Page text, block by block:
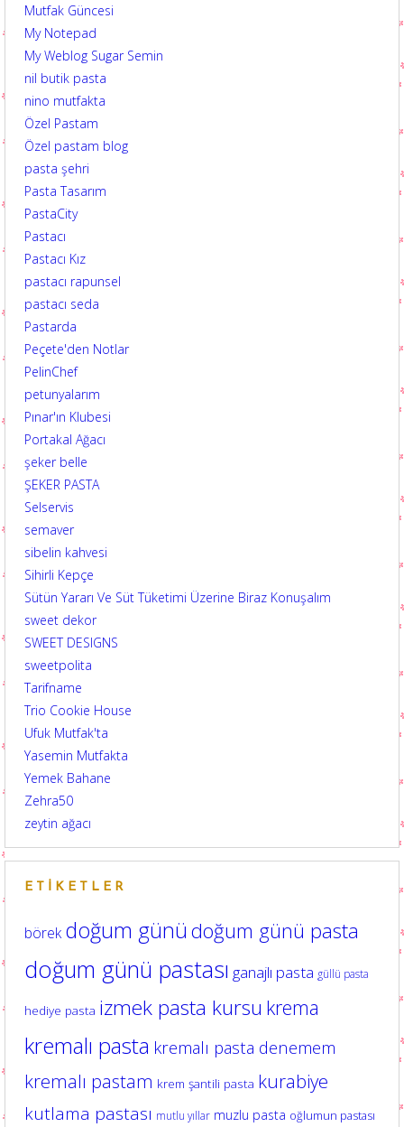
Mutfak Güncesi
My Notepad
My Weblog Sugar Semin
nil butik pasta
nino mutfakta
Özel Pastam
Özel pastam blog
pasta şehri
Pasta Tasarım
PastaCity
Pastacı
Pastacı Kız
pastacı rapunsel
pastacı seda
Pastarda
Peçete'den Notlar
PelinChef
petunyalarım
Pınar'ın Klubesi
Portakal Ağacı
şeker belle
ŞEKER PASTA
Selservis
semaver
sibelin kahvesi
Sihirli Kepçe
Sütün Yararı Ve Süt Tüketimi Üzerine Biraz Konuşalım
sweet dekor
SWEET DESIGNS
sweetpolita
Tarifname
Trio Cookie House
Ufuk Mutfak'ta
Yasemin Mutfakta
Yemek Bahane
Zehra50
zeytin ağacı
ETIKETLER
börek doğum günüdoğum günü pasta
doğum günü pastası ganajlı pasta güllü pasta
hediye pasta izmek pasta kursu krema
kremalı pasta kremalı pasta denemem
kremalı pastam krem şantili pasta kurabiye
kutlama pastası mutlu yıllar muzlu pasta oğlumun pastası